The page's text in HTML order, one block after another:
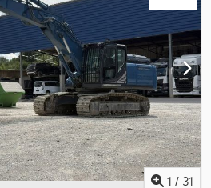
Maschine wurde regelmäßig
und sofort einsatzbereit. Wir
und für den Verkauf vorbereitet. Die
was ihren hervorragenden
minimalen Verschleiß der Walzen
2010 Ersteinsatz: Frühjahr 2011 Der
Zulassungspapiere. Wir bieten
an: Leasing, Kredit,
Nc Dsfx Af Rof Die Maschine
sofort abgeholt werden. Wir bieten
der Auswahl der günstigsten
1 / 31